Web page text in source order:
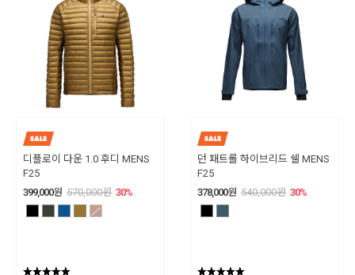
디플로이 다운 1.0 후디 MENS
F25
399,000원 570,000원 30%
던 패트롤 하이브리드 쉘 MENS
F25
378,000원 540,000원 30%